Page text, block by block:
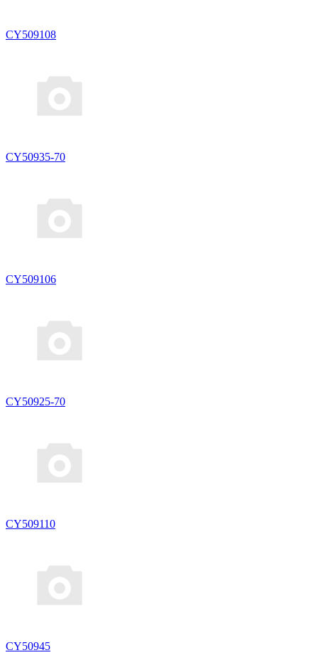
CY509108
CY50935-70
CY509106
CY50925-70
CY509110
CY50945